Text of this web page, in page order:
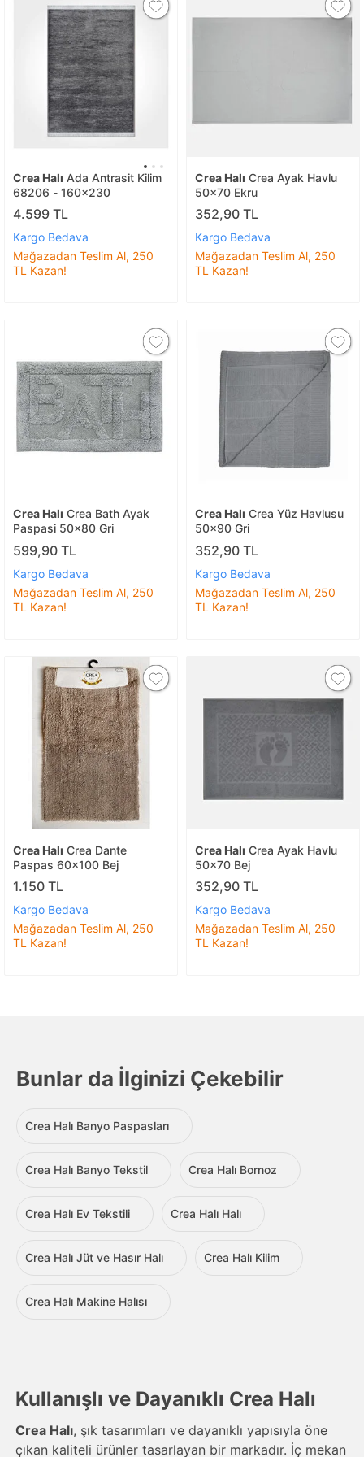
Kullanışlı ve Dayanıklı Crea Halı
Crea Halı, şık tasarımları ve dayanıklı yapısıyla öne
çıkan kaliteli ürünler tasarlayan bir markadır. İç mekan
Crea Halı Ada Antrasit Kilim
68206 - 160x230
4.599 TL
Kargo Bedava
Mağazadan Teslim Al, 250
TL Kazan!
Crea Halı Crea Ayak Havlu
50x70 Ekru
352,90 TL
Kargo Bedava
Mağazadan Teslim Al, 250
TL Kazan!
Crea Halı Crea Bath Ayak
Paspasi 50x80 Gri
599,90 TL
Kargo Bedava
Mağazadan Teslim Al, 250
TL Kazan!
Crea Halı Crea Yüz Havlusu
50x90 Gri
352,90 TL
Kargo Bedava
Mağazadan Teslim Al, 250
TL Kazan!
Crea Halı Crea Dante
Paspas 60x100 Bej
1.150 TL
Kargo Bedava
Mağazadan Teslim Al, 250
TL Kazan!
Crea Halı Crea Ayak Havlu
50x70 Bej
352,90 TL
Kargo Bedava
Mağazadan Teslim Al, 250
TL Kazan!
Bunlar da İlginizi Çekebilir
Crea Halı Banyo Paspasları
Crea Halı Banyo Tekstil Crea Halı Bornoz
Crea Halı Ev Tekstili Crea Halı Halı
Crea Halı Jüt ve Hasır Halı Crea Halı Kilim
Crea Halı Makine Halısı